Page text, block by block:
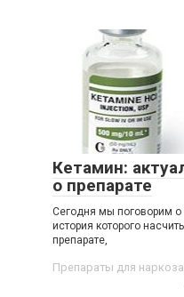
Кетамин:
о препарате
Сегодня мы поговорим о
история которого
препарате,
Препараты для наркоза